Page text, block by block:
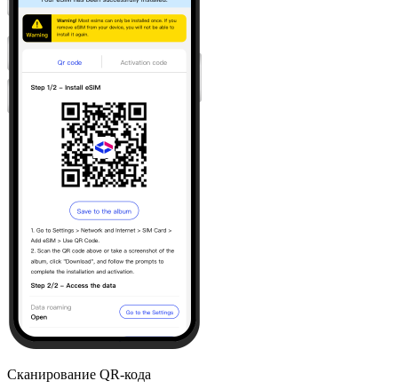
Сканирование QR-кода